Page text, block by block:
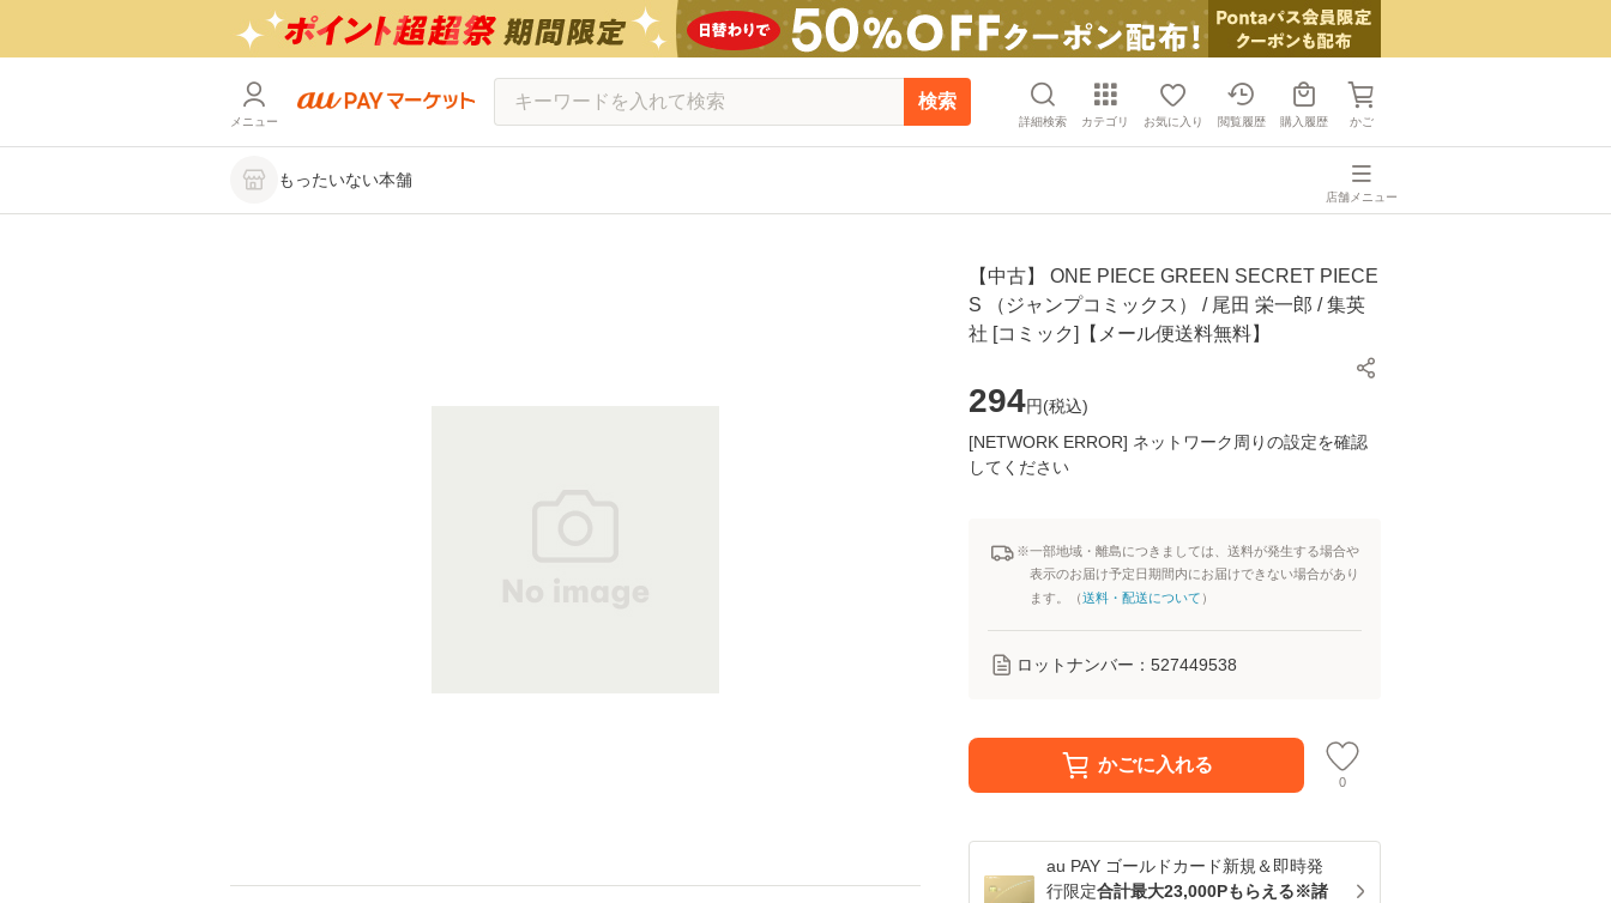
メニュー
検索
詳細検索 カテゴリ お気に入り 閲覧履歴 購入履歴 かご
もったいない本舗
店舗メニュー
【中古】 ONE PIECE GREEN SECRET PIECE
S （ジャンプコミックス） / 尾田 栄一郎 / 集英
社 [コミック]【メール便送料無料】
294円(税込)
[NETWORK ERROR] ネットワーク周りの設定を確認
してください
※一部地域・離島につきましては、送料が発生する場合や
表示のお届け予定日期間内にお届けできない場合があり
ます。（送料・配送について ）
ロットナンバー： 527449538
かごに入れる
0
au PAY ゴールドカード新規＆即時発
行限定合計最大23,000Pもらえる※諸